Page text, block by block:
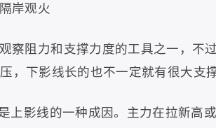
岸观火
察阻力和支撑力度的工具之一，不
，下影线长的也不一定就有很大支撑
上影线的一种成因。主力在拉新高